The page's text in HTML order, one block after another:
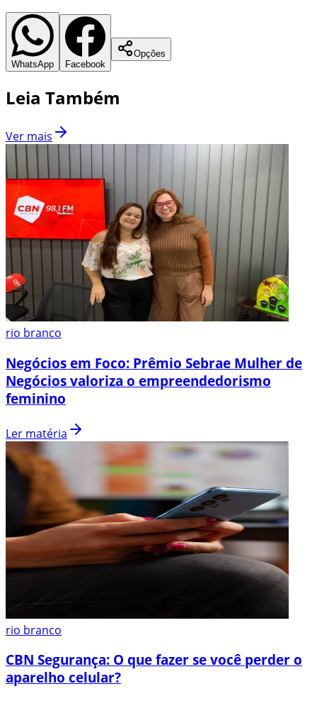
WhatsApp Facebook
Opções
Leia Também
Ver mais
rio branco
Negócios em Foco: Prêmio Sebrae Mulher de
Negócios valoriza o empreendedorismo
feminino
Ler matéria
rio branco
CBN Segurança: O que fazer se você perder o
aparelho celular?